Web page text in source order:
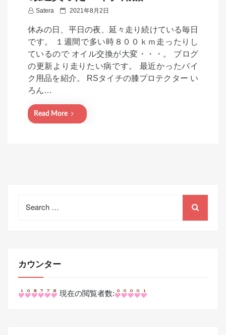
Satera
P
t
e
d
o
2021年8月2日
休みの日、平日の夜、延々走り続けている毎日
です。 １週間で多い時８００ｋｍ走ったりし
ているので オイル交換が大変・・・。 ブログ
の更新より走りたい病です。 最近かったバイ
ク用品を紹介。 RSタイチの膝プロテクター い
ろん…
Read More
for:
カウンター
現在の閲覧者数: